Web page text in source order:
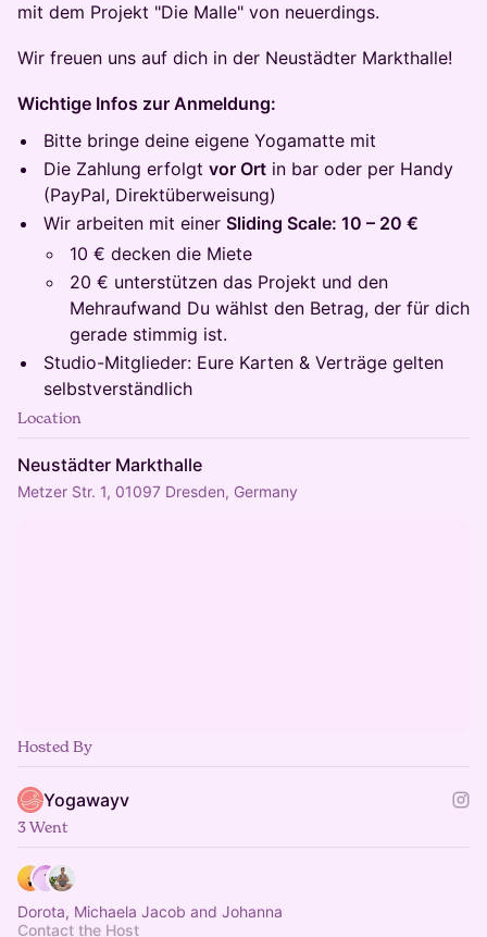
mit dem Projekt "Die Malle" von neuerdings.
Wir freuen uns auf dich in der Neustädter Markthalle!
Wichtige Infos zur Anmeldung:
Bitte bringe deine eigene Yogamatte mit
Die Zahlung erfolgt vor Ort in bar oder per Handy
(PayPal, Direktüberweisung)
Wir arbeiten mit einer Sliding Scale: 10 – 20 €
10 € decken die Miete
20 € unterstützen das Projekt und den
Mehraufwand Du wählst den Betrag, der für dich
gerade stimmig ist.
Studio-Mitglieder: Eure Karten & Verträge gelten
selbstverständlich
Location
Neustädter Markthalle
Metzer Str. 1, 01097 Dresden, Germany
Hosted By
Yogawayv
3 Went
Dorota, Michaela Jacob and Johanna
Contact the Host